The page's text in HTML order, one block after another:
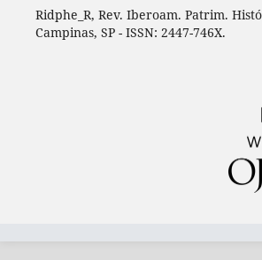
Ridphe_R, Rev. Iberoam. Patrim.
Campinas, SP - ISSN: 2447-746X.